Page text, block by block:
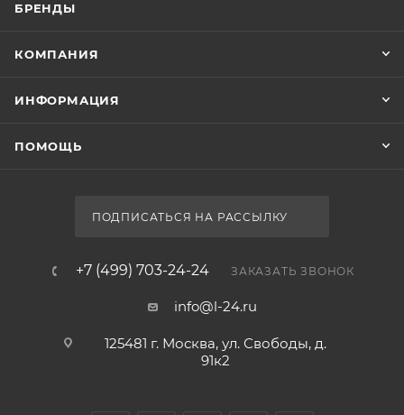
БРЕНДЫ
КОМПАНИЯ
ИНФОРМАЦИЯ
ПОМОЩЬ
ПОДПИСАТЬСЯ НА РАССЫЛКУ
+7 (499) 703-24-24 ЗАКАЗАТЬ ЗВОНОК
info@l-24.ru
125481 г. Москва, ул. Свободы, д.
91к2